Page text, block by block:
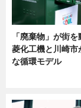
「廃棄物」が街
菱化工機と川崎市
な循環モデル